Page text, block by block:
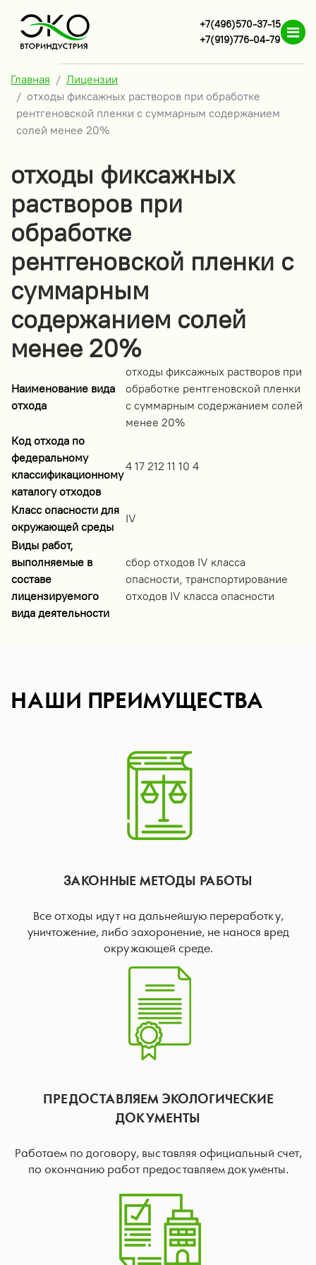
+7(496)570-37-15
+7(919)776-04-79
Главная
Лицензии
отходы фиксажных растворов при обработке
рентгеновской пленки с суммарным содержанием
солей менее 20%
отходы фиксажных
растворов при
обработке
рентгеновской пленки с
суммарным
содержанием солей
менее 20%
Наименование вида
отхода
отходы фиксажных растворов при
обработке рентгеновской пленки
с суммарным содержанием солей
менее 20%
Код отхода по
федеральному
классификационному
каталогу отходов
4 17 212 11 10 4
Класс опасности для
окружающей среды
IV
Виды работ,
выполняемые в
составе
лицензируемого
вида деятельности
сбор отходов IV класса
опасности, транспортирование
отходов IV класса опасности
НАШИ ПРЕИМУЩЕСТВА
ЗАКОННЫЕ МЕТОДЫ РАБОТЫ
Все отходы идут на дальнейшую переработку,
уничтожение, либо захоронение, не нанося вред
окружающей среде.
ПРЕДОСТАВЛЯЕМ ЭКОЛОГИЧЕСКИЕ
ДОКУМЕНТЫ
Работаем по договору, выставляя официальный счет,
по окончанию работ предоставляем документы.